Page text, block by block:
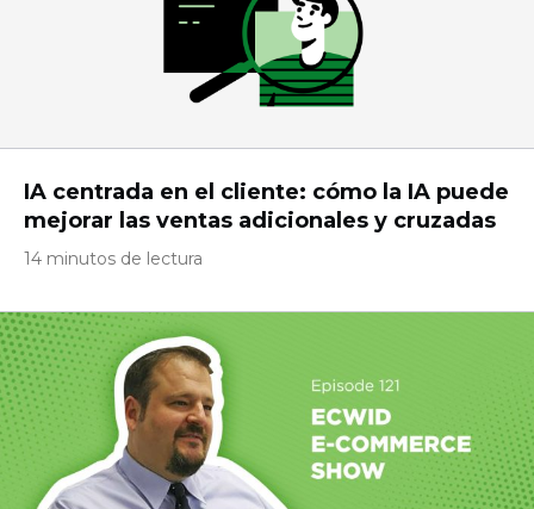
IA centrada en el cliente: cómo la IA puede
mejorar las ventas adicionales y cruzadas
14 minutos de lectura